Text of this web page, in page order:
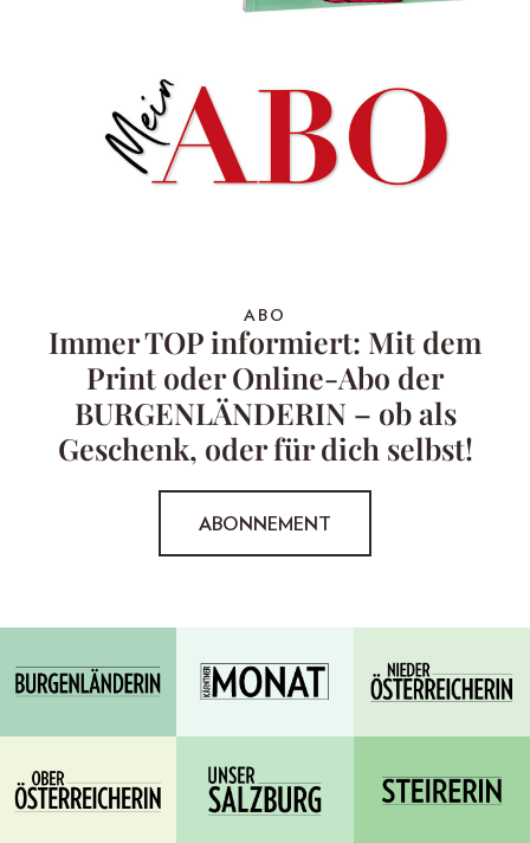
ABO
Immer TOP informiert: Mit dem
Print oder Online-Abo der
BURGENLÄNDERIN – ob als
Geschenk, oder für dich selbst!
ABONNEMENT